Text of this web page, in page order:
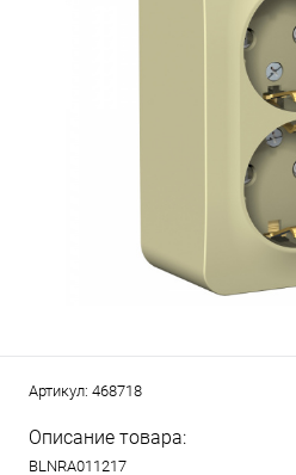
Артикул: 468718
Описание товара:
BLNRA011217